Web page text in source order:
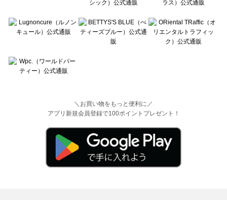
＼お買い物をもっと便利に／
アプリ新規会員登録で100ポイントプレゼント！